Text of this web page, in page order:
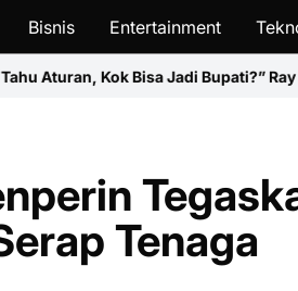
Bisnis Entertainment
Jadi Bupati?” Ray Rangkuti Soroti
Tenaga